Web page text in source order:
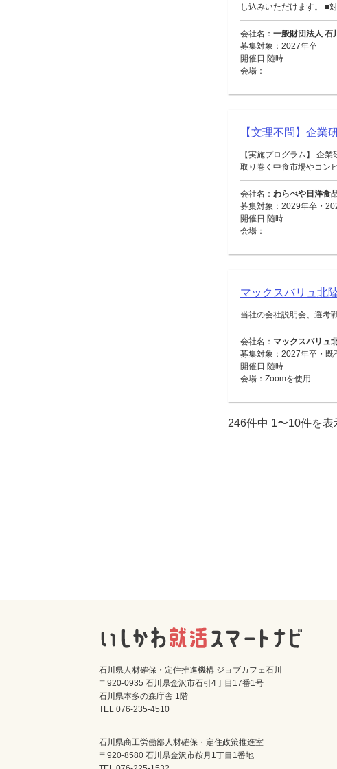
し込みいただけます。 ■
会社名： 一般財団法人 石
募集対象：2027年卒
開催日 随時
会場：
【文理不問】企業
【実施プログラム】 企
取り巻く中食市場やコン
会社名： わらべや日洋食
募集対象：2029年卒・
開催日 随時
会場：
マックスバリュ
当社の会社説明会、選考
会社名： マックスバリュ
募集対象：2027年卒・既
開催日 随時
会場：Zoomを使用
246件中 1〜10件を表
石川県人材確保・定住推進機構 ジョブカフェ石川
〒920-0935 石川県金沢市石引4丁目17番1号
石川県本多の森庁舎 1階
TEL 076-235-4510
石川県商工労働部人材確保・定住政策推進室
〒920-8580 石川県金沢市鞍月1丁目1番地